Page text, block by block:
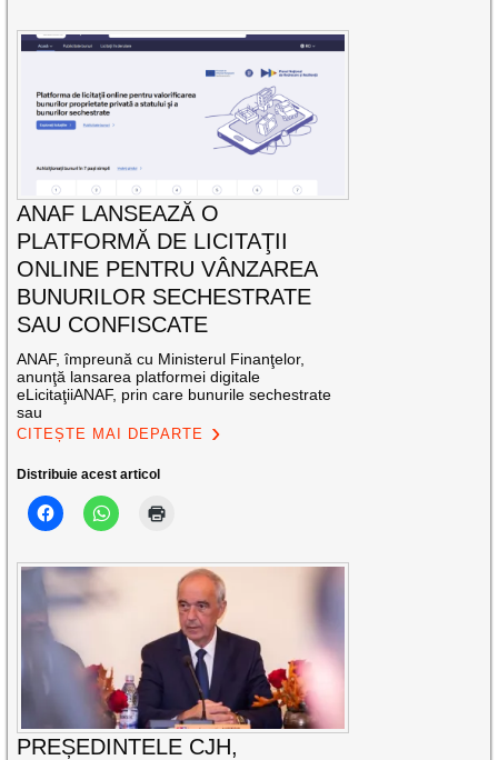
ANAF LANSEAZĂ O
PLATFORMĂ DE LICITAŢII
ONLINE PENTRU VÂNZAREA
BUNURILOR SECHESTRATE
SAU CONFISCATE
ANAF, împreună cu Ministerul Finanţelor,
anunţă lansarea platformei digitale
eLicitaţiiANAF, prin care bunurile sechestrate
sau
CITEȘTE MAI DEPARTE
Distribuie acest articol
PREȘEDINTELE CJH,